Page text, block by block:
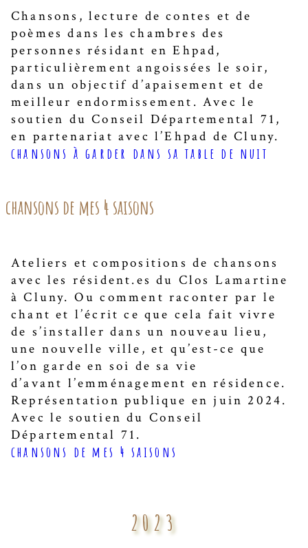
Chansons, lecture de contes et de
poèmes dans les chambres des
personnes résidant en Ehpad,
particulièrement angoissées le soir,
dans un objectif d’apaisement et de
meilleur endormissement. Avec le
soutien du Conseil Départemental 71,
en partenariat avec l’Ehpad de Cluny.
chansons à garder dans sa table de nuit
chansons de mes 4 saisons
Ateliers et compositions de chansons
avec les résident.es du Clos Lamartine
à Cluny. Ou comment raconter par le
chant et l’écrit ce que cela fait vivre
de s’installer dans un nouveau lieu,
une nouvelle ville, et qu’est-ce que
l’on garde en soi de sa vie
d’avant l’emménagement en résidence.
Représentation publique en juin 2024.
Avec le soutien du Conseil
Départemental 71.
chansons de mes 4 saisons
2023